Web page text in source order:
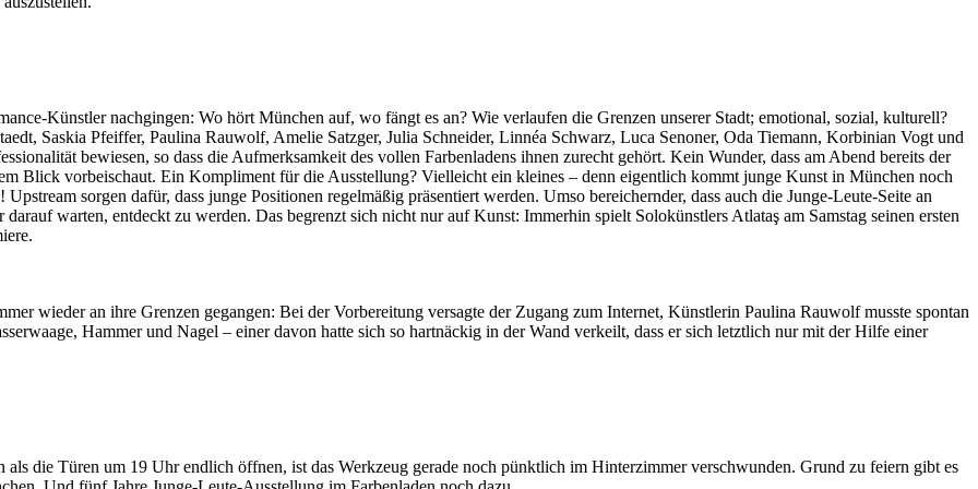
Künstler nachgingen: Wo hört München auf, wo fängt es an? Wie verlaufen die Grenzen unserer Stadt; emotional, sozial, kulturell?
Saskia Pfeiffer, Paulina Rauwolf, Amelie Satzger, Julia Schneider, Linnéa Schwarz, Luca Senoner, Oda Tiemann, Korbinian Vogt und
bewiesen, so dass die Aufmerksamkeit des vollen Farbenladens ihnen zurecht gehört. Kein Wunder, dass am Abend bereits der
Blick vorbeischaut. Ein Kompliment für die Ausstellung? Vielleicht ein kleines – denn eigentlich kommt junge Kunst in München noch
sorgen dafür, dass junge Positionen regelmäßig präsentiert werden. Umso bereichernder, dass auch die Junge-Leute-Seite an
warten, entdeckt zu werden. Das begrenzt sich nicht nur auf Kunst: Immerhin spielt Solokünstlers Atlataş am Samstag seinen ersten
wieder an ihre Grenzen gegangen: Bei der Vorbereitung versagte der Zugang zum Internet, Künstlerin Paulina Rauwolf musste spontan
Hammer und Nagel – einer davon hatte sich so hartnäckig in der Wand verkeilt, dass er sich letztlich nur mit der Hilfe einer
die Türen um 19 Uhr endlich öffnen, ist das Werkzeug gerade noch pünktlich im Hinterzimmer verschwunden. Grund zu feiern gibt es